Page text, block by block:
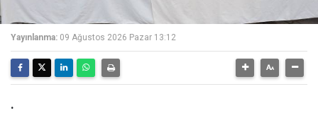
Yayınlanma: 09 Ağustos 2026 Pazar 13:12
.